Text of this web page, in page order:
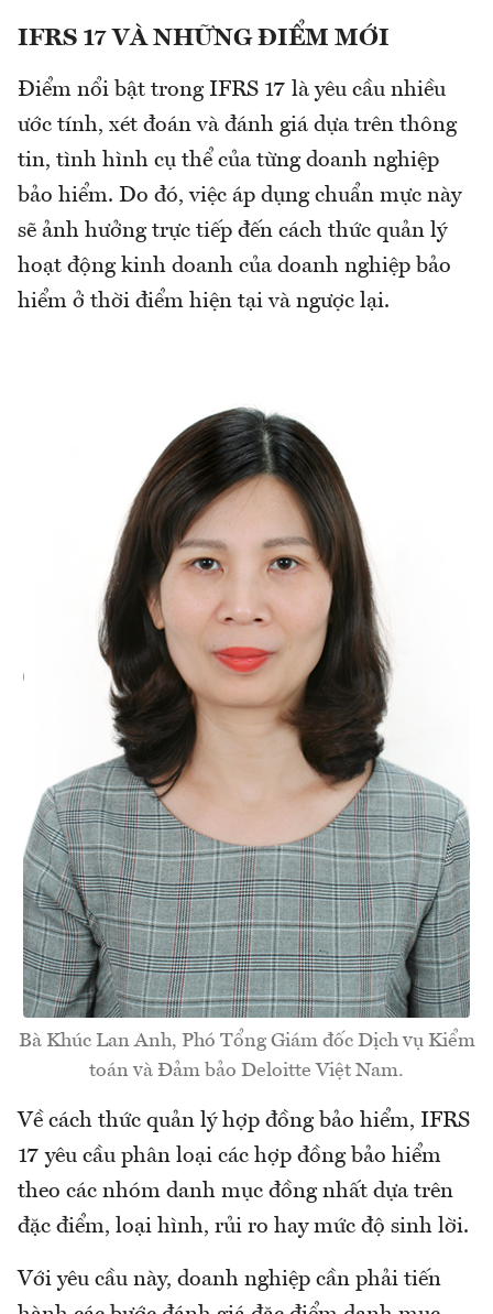
IFRS 17 VÀ NHỮNG ĐIỂM MỚI
Điểm nổi bật trong IFRS 17 là yêu cầu nhiều
ước tính, xét đoán và đánh giá dựa trên thông
tin, tình hình cụ thể của từng doanh nghiệp
bảo hiểm. Do đó, việc áp dụng chuẩn mực này
sẽ ảnh hưởng trực tiếp đến cách thức quản lý
hoạt động kinh doanh của doanh nghiệp bảo
hiểm ở thời điểm hiện tại và ngược lại.
Bà Khúc Lan Anh, Phó Tổng Giám đốc Dịch vụ Kiểm
toán và Đảm bảo Deloitte Việt Nam.
Về cách thức quản lý hợp đồng bảo hiểm, IFRS
17 yêu cầu phân loại các hợp đồng bảo hiểm
theo các nhóm danh mục đồng nhất dựa trên
đặc điểm, loại hình, rủi ro hay mức độ sinh lời.
Với yêu cầu này, doanh nghiệp cần phải tiến